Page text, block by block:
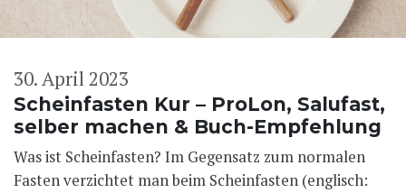
Scheinfasten Kur ­– ProLon, Salufast,
selber machen & Buch-Empfehlung
30. April 2023
Was ist Scheinfasten? Im Gegensatz zum normalen
Fasten verzichtet man beim Scheinfasten (englisch: